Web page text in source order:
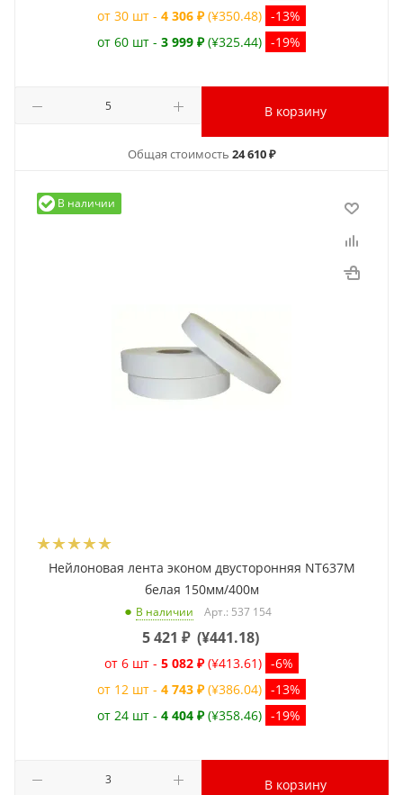
от 30 шт - 4 306 ₽ (¥350.48) -13%
от 60 шт - 3 999 ₽ (¥325.44) -19%
В корзину
Общая стоимость 24 610 ₽
В наличии
Нейлоновая лента эконом двусторонняя NT637M
белая 150мм/400м
В наличии Арт.: 537 154
5 421 ₽ (¥441.18)
от 6 шт - 5 082 ₽ (¥413.61) -6%
от 12 шт - 4 743 ₽ (¥386.04) -13%
от 24 шт - 4 404 ₽ (¥358.46) -19%
В корзину